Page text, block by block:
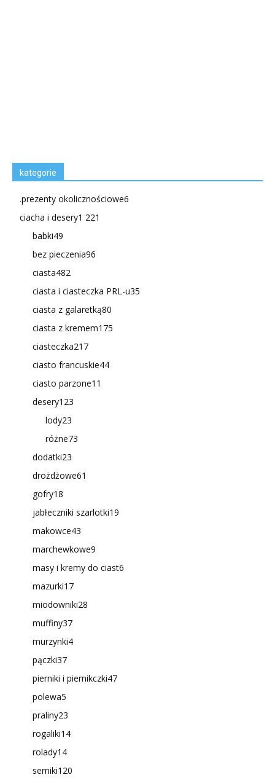
kategorie
.prezenty okolicznościowe6
ciacha i desery1 221
babki49
bez pieczenia96
ciasta482
ciasta i ciasteczka PRL-u35
ciasta z galaretką80
ciasta z kremem175
ciasteczka217
ciasto francuskie44
ciasto parzone11
desery123
lody23
różne73
dodatki23
drożdżowe61
gofry18
jabłeczniki szarlotki19
makowce43
marchewkowe9
masy i kremy do ciast6
mazurki17
miodowniki28
muffiny37
murzynki4
pączki37
pierniki i piernikczki47
polewa5
praliny23
rogaliki14
rolady14
serniki120